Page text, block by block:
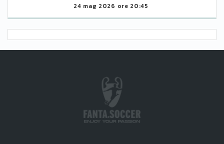
24 mag 2026 ore 20:45